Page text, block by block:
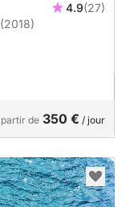
4.9(27)
(2018)
de 350 € / jour